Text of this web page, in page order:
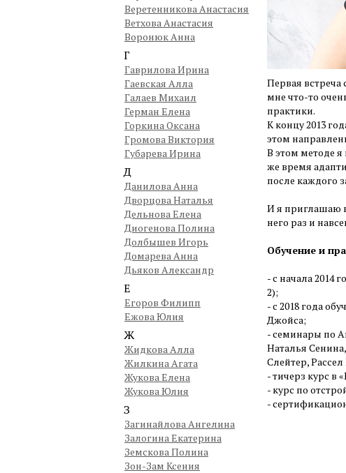
Веретенникова Анастасия
Ветхова Анастасия
Воронюк Анна
Г
Гаврилова Ирина
Гаевская Алла
Галаев Михаил
Герман Елена
Горкина Оксана
Громова Виктория
Губарева Ирина
Д
Данилова Анна
Дворцова Наталья
Дельнова Елена
Диогенова Полина
Долбышев Игорь
Домарева Анна
Дьяков Александр
Е
Егоров Филипп
Ежова Юлия
Ж
Жидкова Алла
Жилкина Агата
Жукова Елена
Жукова Юлия
З
Загинайлова Ангелина
Залогина Екатерина
Земскова Полина
Зон-Зам Ксения
Первая встреча
мне что-то
практики.
К концу 2013
этом
В этом методе
же время
после каждого
И я приглашаю
него раз и
Обучение и
- с начала 2014
2);
- с 2018 года
Джойса;
- семинары по
Наталья
Слейтер, Рассел
- тичерз курс в
- курс по
-